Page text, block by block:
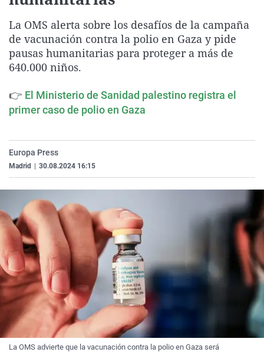
Gente viajera
Como el perro y el
Retornados
Equipo de
Galicia
La Rioja
País Vasco
Televisión
Elecciones
La OMS alerta sobre los desafíos de la campaña
de vacunación contra la polio en Gaza y pide
pausas humanitarias para proteger a más de
640.000 niños.
👉 El Ministerio de Sanidad palestino registra el
primer caso de polio en Gaza
Europa Press
Madrid 30.08.2024 16:15
La OMS advierte que la vacunación contra la polio en Gaza será